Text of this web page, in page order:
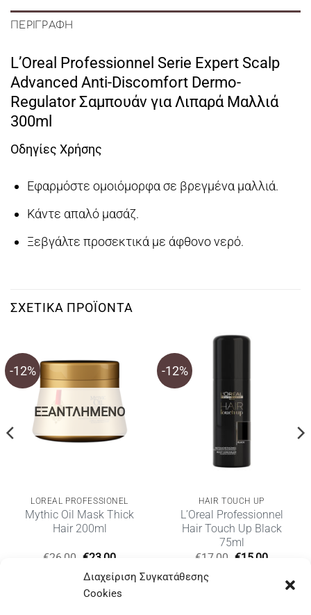
Διαχείριση Συγκατάθεσης
Cookies
ΠΕΡΙΓΡΑΦΉ
L’Oreal Professionnel Serie Expert Scalp
Advanced Anti-Discomfort Dermo-
Regulator Σαμπουάν για Λιπαρά Μαλλιά
300ml
Οδηγίες Χρήσης
Εφαρμόστε ομοιόμορφα σε βρεγμένα μαλλιά.
Κάντε απαλό μασάζ.
Ξεβγάλτε προσεκτικά με άφθονο νερό.
ΣΧΕΤΙΚΆ ΠΡΟΪΌΝΤΑ
-12%
ΕΞΑΝΤΛΗΜΈΝΟ
LOREAL PROFESSIONEL
Mythic Oil Mask Thick
Hair 200ml
€26,00 Original
was:
€26,00.
€23,00Η
τιμή
είναι:
€23,00.
-12%
HAIR TOUCH UP
L’Oreal Professionnel
Hair Touch Up Black
75ml
€17,00 Original
€15,00Η
τιμή
είναι: